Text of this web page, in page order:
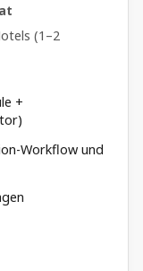
(1–2
+
Workflow und